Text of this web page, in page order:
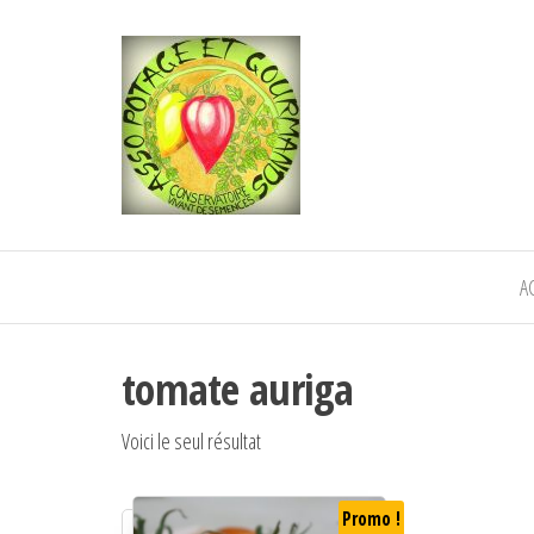
tomate auriga
Voici le seul résultat
Promo !